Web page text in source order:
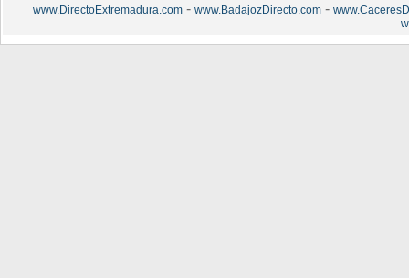
www.DirectoExtremadura.com - www.BadajozDirecto.com -